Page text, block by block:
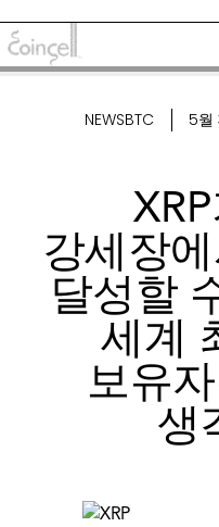
NEWSBTC 5월
강세장
달성할
세계
보유
생